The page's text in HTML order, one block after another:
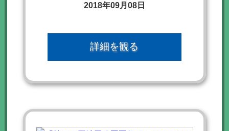
2018年09月08日
詳細を観る